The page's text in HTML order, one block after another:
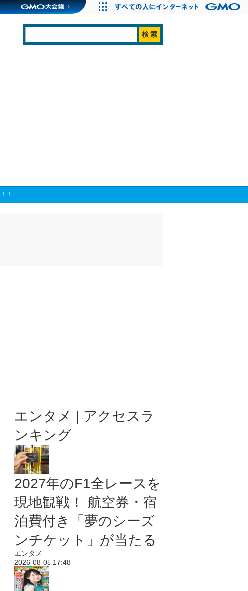
！
エンタメ | アクセスラ
ンキング
2027年のF1全レースを
現地観戦！ 航空券・宿
泊費付き「夢のシーズ
ンチケット」が当たる
エンタメ
2026-08-05 17:48